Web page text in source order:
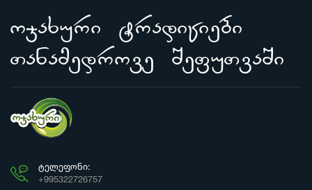
ojaxuri tradiciebi
Tanamedrove SefuTvaSi
ᲢᲔᲚᲔᲤᲝᲜᲘ:
+995322726757